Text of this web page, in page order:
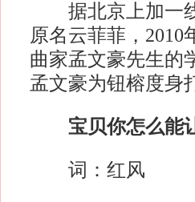
据北京上加一线
原名云菲菲，
曲家孟文豪先生的
孟文豪为钮榕度身
宝贝你怎么能
词：红风